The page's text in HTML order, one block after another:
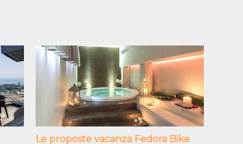
Le proposte vacanza Fedora Bike